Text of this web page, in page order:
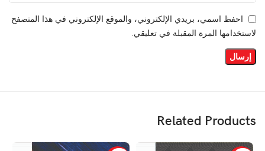
احفظ اسمي، بريدي الإلكتروني، والموقع الإلكتروني في هذا المتصفح
لاستخدامها المرة المقبلة في تعليقي.
Related Products